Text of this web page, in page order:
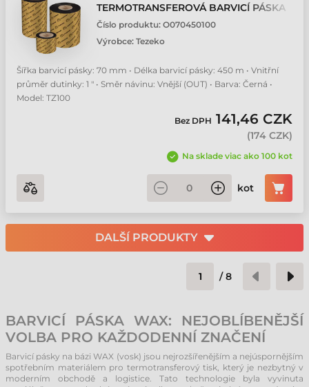
TERMOTRANSFEROVÁ BARVICÍ PÁSKA
Číslo produktu: O070450100
Výrobce: Tezeko
Šířka barvicí pásky: 70 mm • Délka barvicí pásky: 450 m • Vnitřní
průměr dutinky: 1 " • Směr návinu: Vnější (OUT) • Barva: Černá •
Model: TZ100
Bez DPH 141,46 CZK
(174 CZK)
Na sklade viac ako 100 kot
kot
DALŠÍ PRODUKTY
/8
BARVICÍ PÁSKA WAX: NEJOBLÍBENĚJŠÍ
VOLBA PRO KAŽDODENNÍ ZNAČENÍ
Barvicí pásky na bázi WAX (vosk) jsou nejrozšířenějším a nejúspornějším
spotřebním materiálem pro termotransferový tisk, který je nezbytný v
moderním obchodě a logistice. Tato technologie byla vyvinuta